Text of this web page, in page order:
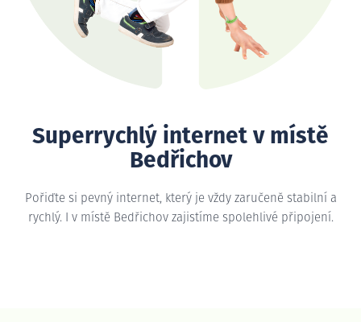
Superrychlý internet v místě
Bedřichov
Pořiďte si pevný internet, který je vždy zaručeně stabilní a
rychlý. I v místě Bedřichov zajistíme spolehlivé připojení.